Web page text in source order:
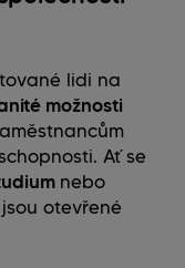
lidi na
možnosti
Ať se
nebo
otevřené